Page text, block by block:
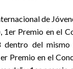
de
Premio en el
del mismo
Premio en el